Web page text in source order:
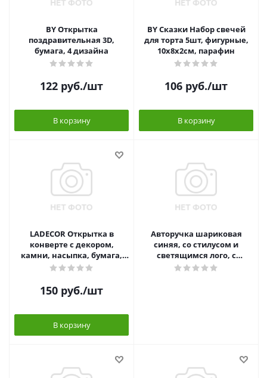
BY Открытка
поздравительная 3D,
бумага, 4 дизайна
122 руб./шт
В корзину
BY Сказки Набор свечей
для торта 5шт, фигурные,
10х8х2см, парафин
106 руб./шт
В корзину
LADECOR Открытка в
конверте с декором,
камни, насыпка, бумага,
12х17см, 6 дизайнов
150 руб./шт
В корзину
Авторучка шариковая
синяя, со стилусом и
светящимся лого, c
батарейкой AG3, пластик, в